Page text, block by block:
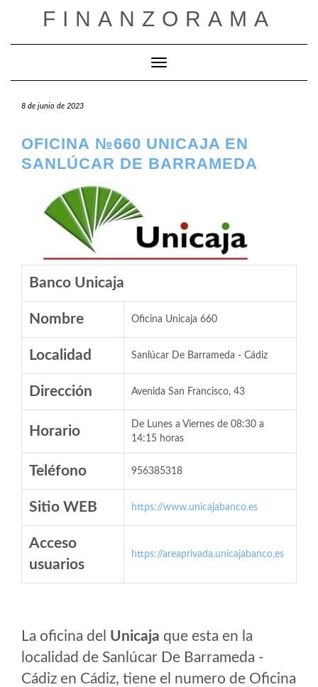
FINANZORAMA
Cambiar modo de navegación
8 de junio de 2023
OFICINA №660 UNICAJA EN
SANLÚCAR DE BARRAMEDA
Banco Unicaja
Nombre Oficina Unicaja 660
Localidad Sanlúcar De Barrameda - Cádiz
Dirección Avenida San Francisco, 43
Horario
De Lunes a Viernes de 08:30 a
14:15 horas
Teléfono 956385318
Sitio WEB https://www.unicajabanco.es
Acceso
usuarios
https://areaprivada.unicajabanco.es
La oficina del Unicaja que esta en la
localidad de Sanlúcar De Barrameda -
Cádiz en Cádiz, tiene el numero de Oficina